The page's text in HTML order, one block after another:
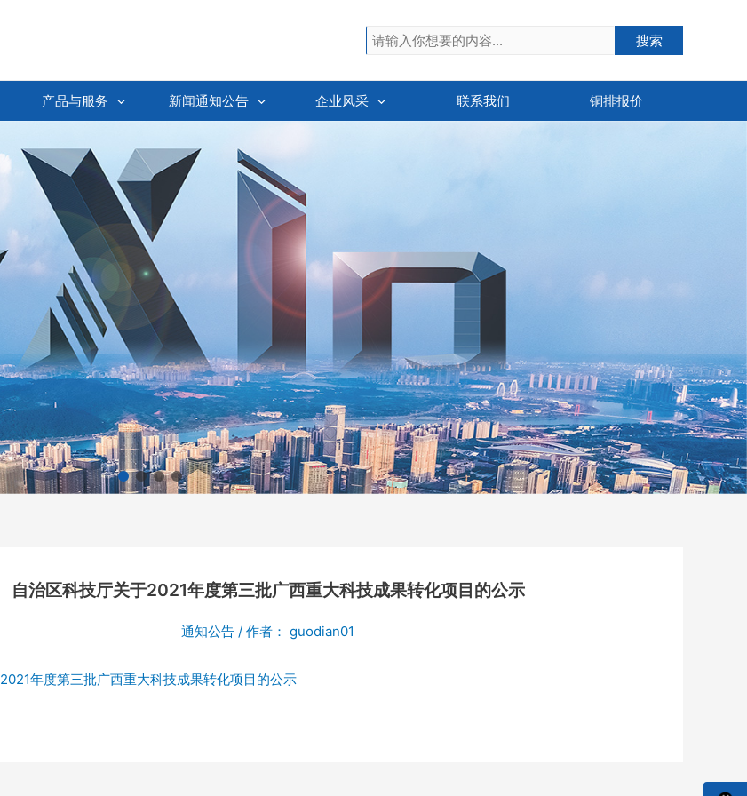
搜索 搜索
产品与服务 新闻通知公告 企业风采 联系我们 铜排报价
自治区科技厅关于2021年度第三批广西重大科技成果转化项目的公示
通知公告 / 作者： guodian01
年度第三批广西重大科技成果转化项目的公示